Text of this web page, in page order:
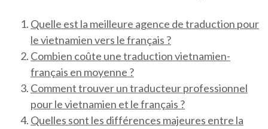
Quelle est la meilleure agence de traduction pour
le vietnamien vers le français ?
Combien coûte une traduction vietnamien-
français en moyenne ?
Comment trouver un traducteur professionnel
pour le vietnamien et le français ?
Quelles sont les différences majeures entre la